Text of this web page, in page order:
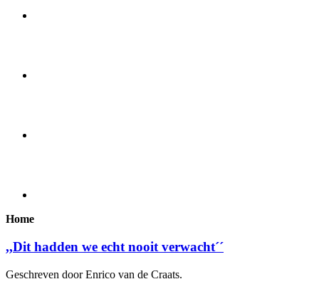
Home
,,Dit hadden we echt nooit verwacht´´
Geschreven door Enrico van de Craats.